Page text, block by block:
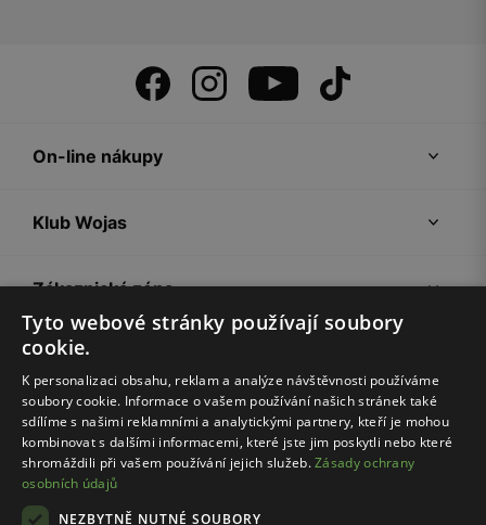
On-line nákupy
Klub Wojas
Zákaznická zóna
Společnost Wojas
Rady
Tyto webové stránky používají soubory
cookie.
K personalizaci obsahu, reklam a analýze návštěvnosti používáme
soubory cookie. Informace o vašem používání našich stránek také
sdílíme s našimi reklamními a analytickými partnery, kteří je mohou
kombinovat s dalšími informacemi, které jste jim poskytli nebo které
shromáždili při vašem používání jejich služeb.Zásady ochrany
osobních údajů
NEZBYTNĚ NUTNÉ SOUBORY